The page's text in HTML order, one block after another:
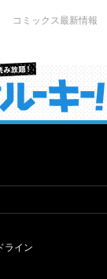
コミックス最新情報
が読み放題！ ジ
ライン